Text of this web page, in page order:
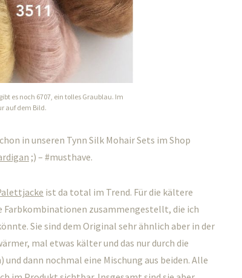
es noch 6707, ein tolles Graublau. Im
auf dem Bild.
in unseren Tynn Silk Mohair Sets im Shop
;) – #musthave.
ist da total im Trend. Für die kältere
Farbkombinationen zusammengestellt, die ich
Sie sind dem Original sehr ähnlich aber in der
mal etwas kälter und das nur durch die
dann nochmal eine Mischung aus beiden. Alle